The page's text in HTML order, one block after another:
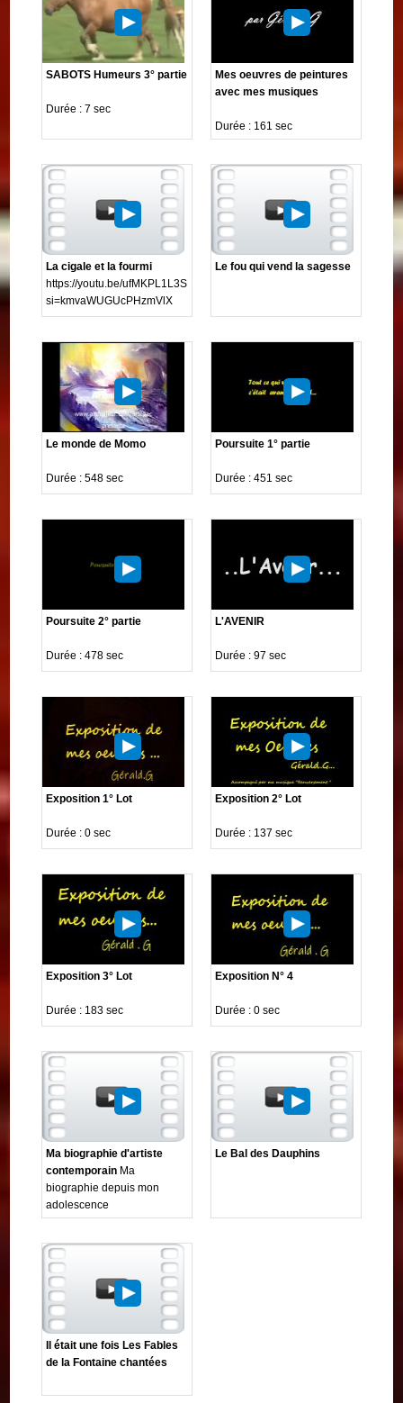
SABOTS Humeurs 3° partie
Durée : 7 sec
Mes oeuvres de peintures
avec mes musiques
Durée : 161 sec
La cigale et la fourmi
https://youtu.be/ufMKPL1L3SE?
si=kmvaWUGUcPHzmVlX
Le fou qui vend la sagesse
Le monde de Momo
Durée : 548 sec
Poursuite 1° partie
Durée : 451 sec
Poursuite 2° partie
Durée : 478 sec
L'AVENIR
Durée : 97 sec
Exposition 1° Lot
Durée : 0 sec
Exposition 2° Lot
Durée : 137 sec
Exposition 3° Lot
Durée : 183 sec
Exposition N° 4
Durée : 0 sec
Ma biographie d'artiste
contemporain Ma
biographie depuis mon
adolescence
Le Bal des Dauphins
Il était une fois Les Fables
de la Fontaine chantées